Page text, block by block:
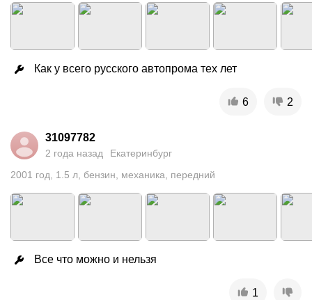
Как у всего русского автопрома тех лет
6 2
31097782
2 года назад
Екатеринбург
2001 год 1.5 л бензин механика передний
Все что можно и нельзя
1